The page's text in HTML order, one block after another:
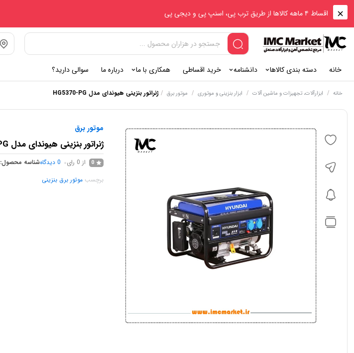
اقساط ۴ ماهه کالاها از طریق ترب پی، اسنپ پی و دیجی پی
خانه دسته بندی کالاها دانشنامه خرید اقساطی همکاری با ما درباره ما سوالی دارید؟
خانه / ابزارآلات، تجهیزات و ماشین آلات / ابزار بنزینی و موتوری / موتور برق /ژنراتور بنزینی هیوندای مدل HG5370-PG
موتور برق
ژنراتور بنزینی هیوندای مدل HG5370-PG
0 از 0 رای 0 دیدگاهشناسه محصول:
برچسبموتور برق بنزینی